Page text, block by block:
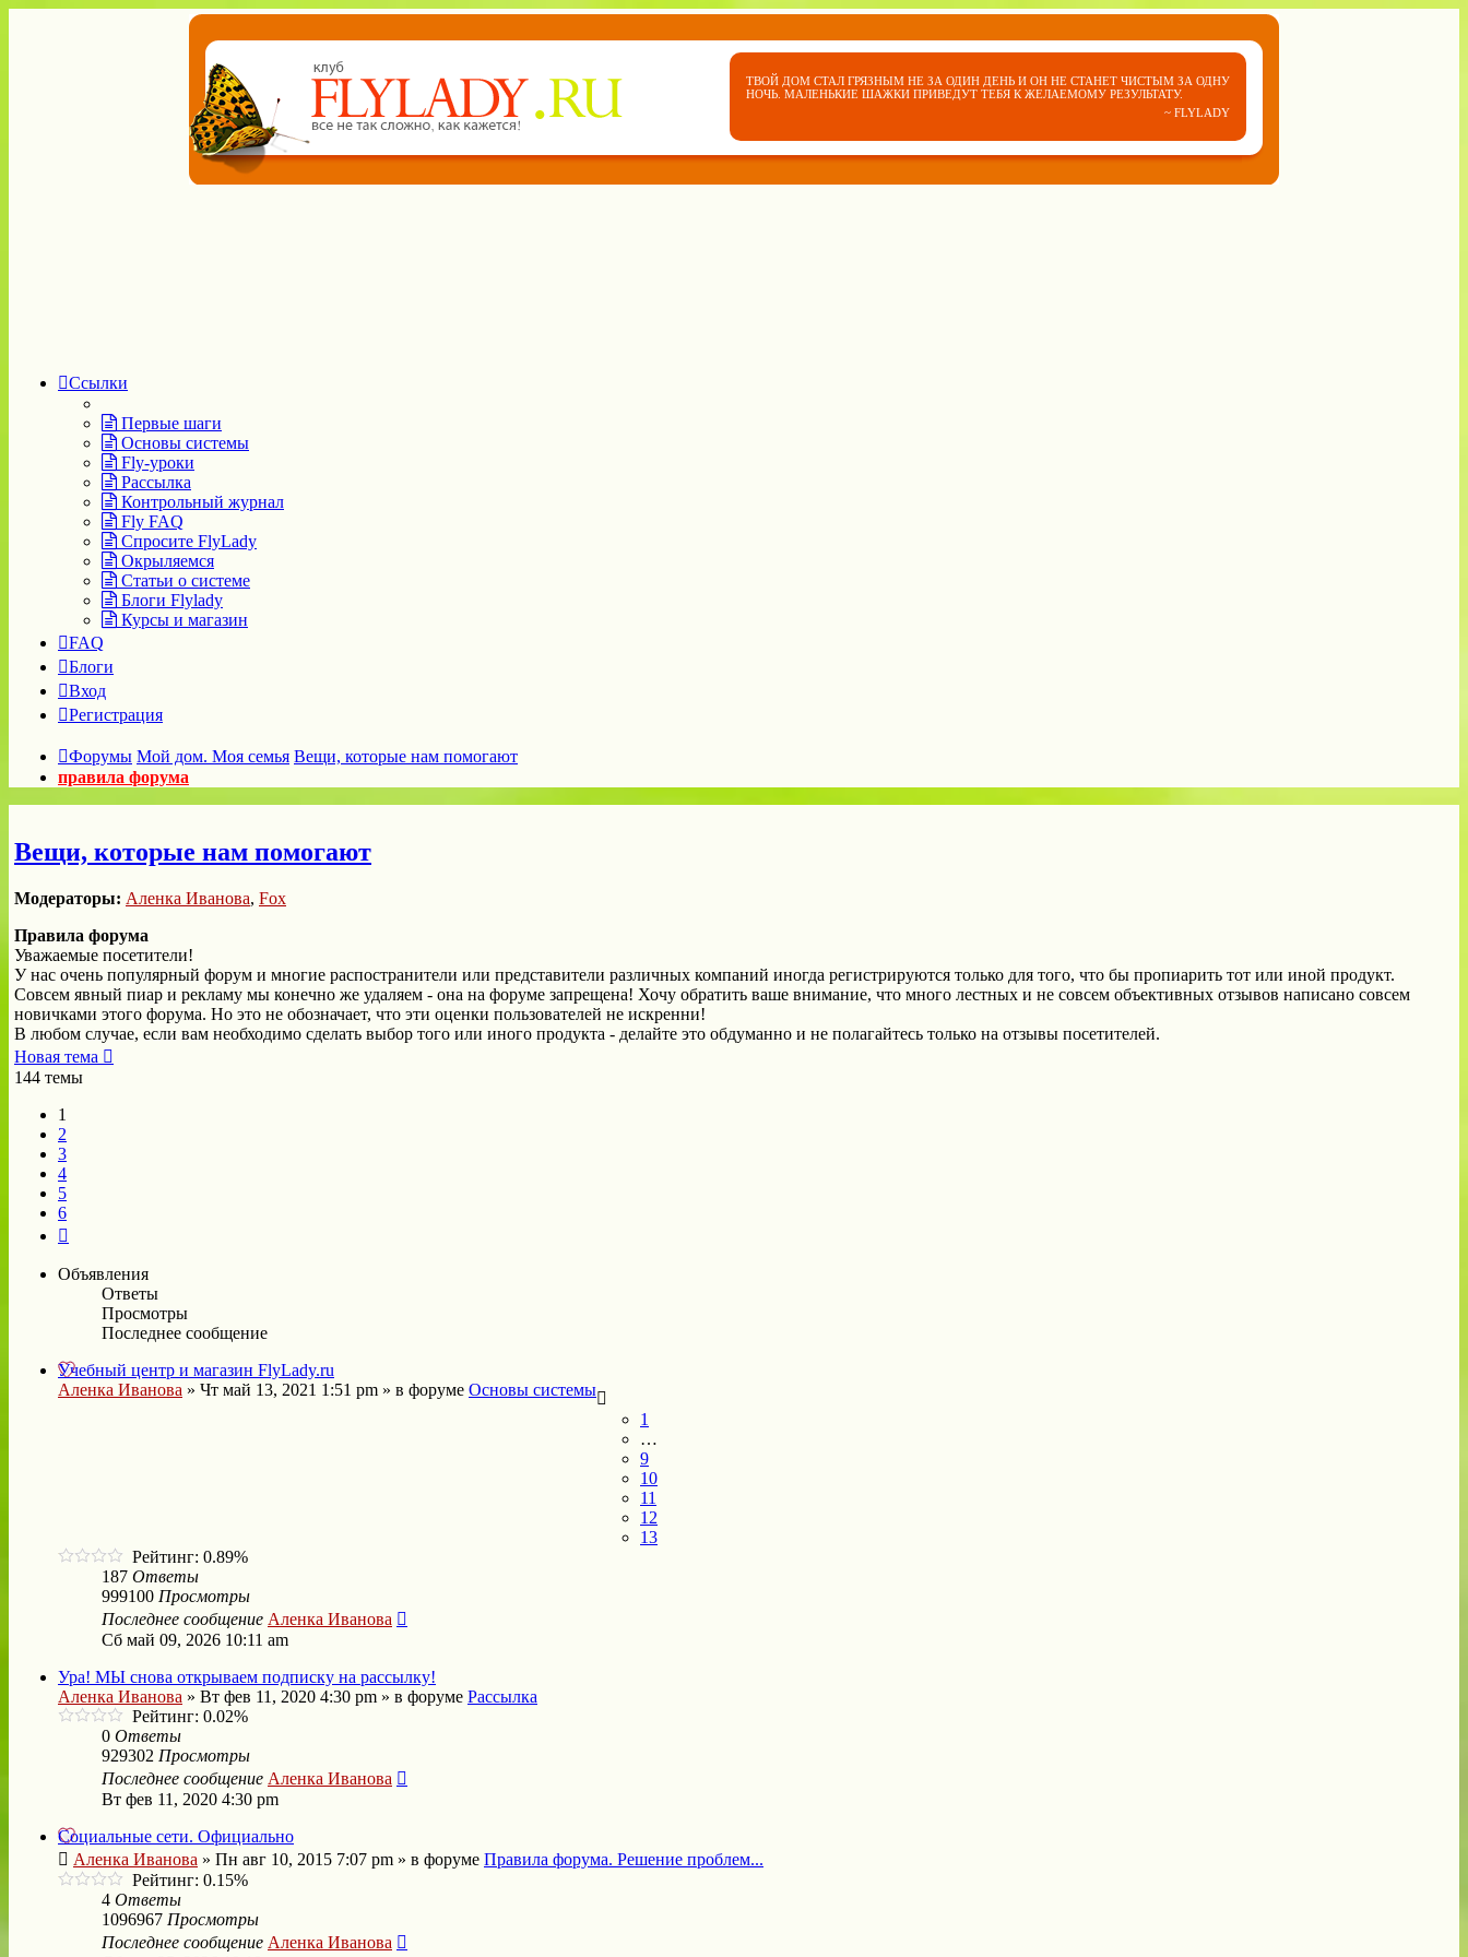
ТВОЙ ДОМ СТАЛ ГРЯЗНЫМ НЕ ЗА ОДИН ДЕНЬ И ОН НЕ СТАНЕТ ЧИСТЫМ ЗА ОДНУ
НОЧЬ. МАЛЕНЬКИЕ ШАЖКИ ПРИВЕДУТ ТЕБЯ К ЖЕЛАЕМОМУ РЕЗУЛЬТАТУ.
~ FLYLADY
Ссылки
Первые шаги
Основы системы
Fly-уроки
Рассылка
Контрольный журнал
Fly FAQ
Спросите FlyLady
Окрыляемся
Статьи о системе
Блоги Flylady
Курсы и магазин
FAQ
Блоги
Вход
Регистрация
Форумы Мой дом. Моя семья Вещи, которые нам помогают
правила форума
Вещи, которые нам помогают
Модераторы: Аленка Иванова, Fox
Правила форума
Уважаемые посетители!
У нас очень популярный форум и многие распостранители или представители различных компаний иногда регистрируются только для того, что бы пропиарить тот или иной продукт.
Совсем явный пиар и рекламу мы конечно же удаляем - она на форуме запрещена! Хочу обратить ваше внимание, что много лестных и не совсем объективных отзывов написано совсем
новичками этого форума. Но это не обозначает, что эти оценки пользователей не искренни!
В любом случае, если вам необходимо сделать выбор того или иного продукта - делайте это обдуманно и не полагайтесь только на отзывы посетителей.
Новая тема
144 темы
1
2
3
4
5
6
Объявления
Ответы
Просмотры
Последнее сообщение
Учебный центр и магазин FlyLady.ru
Аленка Иванова » Чт май 13, 2021 1:51 pm » в форуме Основы системы
1
…
9
10
11
12
13
Рейтинг: 0.89%
187 Ответы
999100 Просмотры
Последнее сообщение Аленка Иванова
Сб май 09, 2026 10:11 am
Ура! МЫ снова открываем подписку на рассылку!
Аленка Иванова » Вт фев 11, 2020 4:30 pm » в форуме Рассылка
Рейтинг: 0.02%
0 Ответы
929302 Просмотры
Последнее сообщение Аленка Иванова
Вт фев 11, 2020 4:30 pm
Социальные сети. Официально
Аленка Иванова » Пн авг 10, 2015 7:07 pm » в форуме Правила форума. Решение проблем...
Рейтинг: 0.15%
4 Ответы
1096967 Просмотры
Последнее сообщение Аленка Иванова